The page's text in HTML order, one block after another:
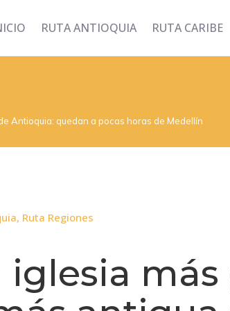
RUTA ANTIOQUIA RUTA CARIBE
Antioquia: quedan a pocas horas de Medellín
, Ruta Regiones
iglesia